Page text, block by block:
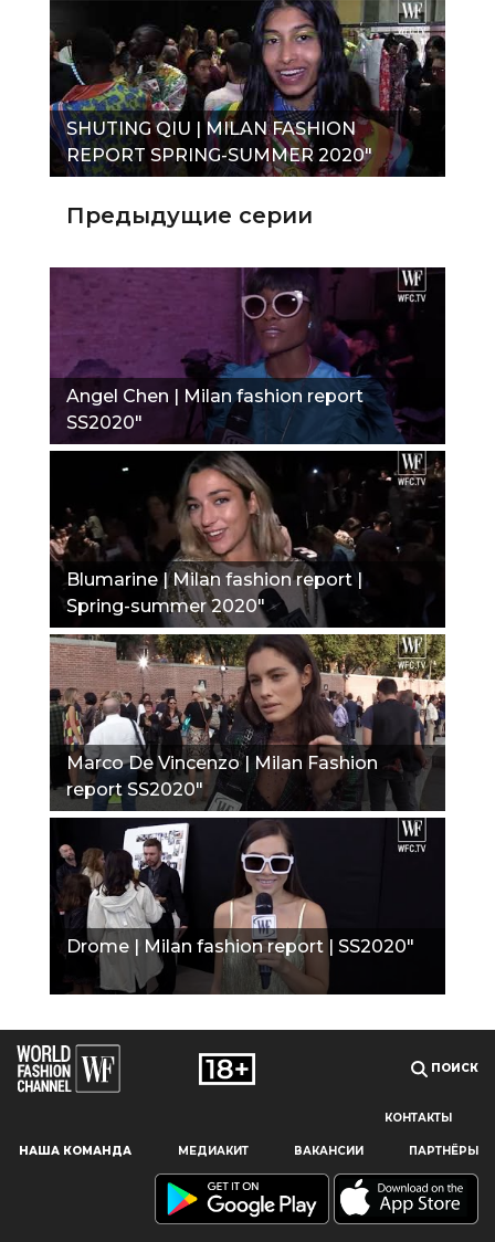
Наш сайт использует файлы cookie и похожие технологии,
пользователям, предоставляя персонализированную
информацию, запоминая предпочтения в области
SHUTING QIU | MILAN FASHION
REPORT SPRING-SUMMER 2020"
Предыдущие серии
Angel Chen | Milan fashion report
SS2020"
Blumarine | Milan fashion report |
Spring-summer 2020"
Marco De Vincenzo | Milan Fashion
report SS2020"
Drome | Milan fashion report | SS2020"
ПОИСК
КОНТАКТЫ
НАША КОМАНДА МЕДИАКИТ ВАКАНСИИ ПАРТНЁРЫ